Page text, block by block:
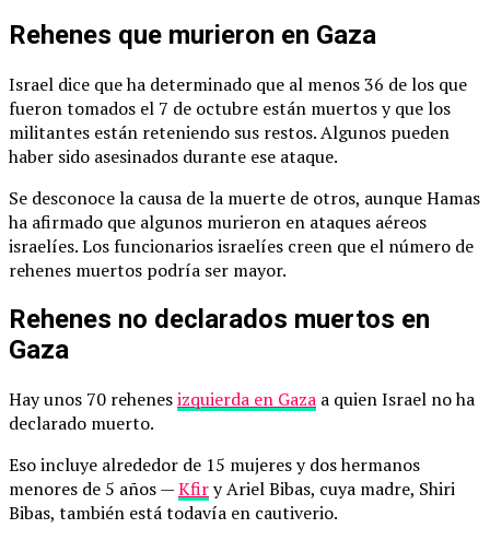
Rehenes que murieron en Gaza
Israel dice que ha determinado que al menos 36 de los que
fueron tomados el 7 de octubre están muertos y que los
militantes están reteniendo sus restos. Algunos pueden
haber sido asesinados durante ese ataque.
Se desconoce la causa de la muerte de otros, aunque Hamas
ha afirmado que algunos murieron en ataques aéreos
israelíes. Los funcionarios israelíes creen que el número de
rehenes muertos podría ser mayor.
Rehenes no declarados muertos en
Gaza
Hay unos 70 rehenesizquierda en Gaza a quien Israel no ha
declarado muerto.
Eso incluye alrededor de 15 mujeres y dos hermanos
menores de 5 años —Kfiry Ariel Bibas, cuya madre, Shiri
Bibas, también está todavía en cautiverio.